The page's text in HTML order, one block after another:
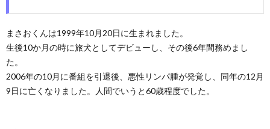
まさおくんは1999年10月20日に生まれました。
生後10か月の時に旅犬としてデビューし、その後6年間務めまし
た。
2006年の10月に番組を引退後、悪性リンパ腫が発覚し、同年の12月
9日に亡くなりました。人間でいうと60歳程度でした。